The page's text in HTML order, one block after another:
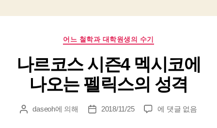
카
고
리
어느 철학과 대학원생의 수기
나르코스 시즌4 멕시코에
나오는 펠릭스의 성격
게
daseoh에 의해
게
2018/11/25
나
에 댓글 없음